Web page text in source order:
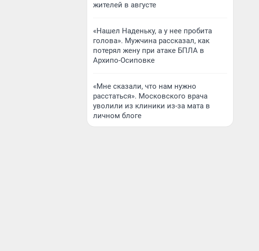
жителей в августе
«Нашел Наденьку, а у нее пробита
голова». Мужчина рассказал, как
потерял жену при атаке БПЛА в
Архипо-Осиповке
«Мне сказали, что нам нужно
расстаться». Московского врача
уволили из клиники из-за мата в
личном блоге